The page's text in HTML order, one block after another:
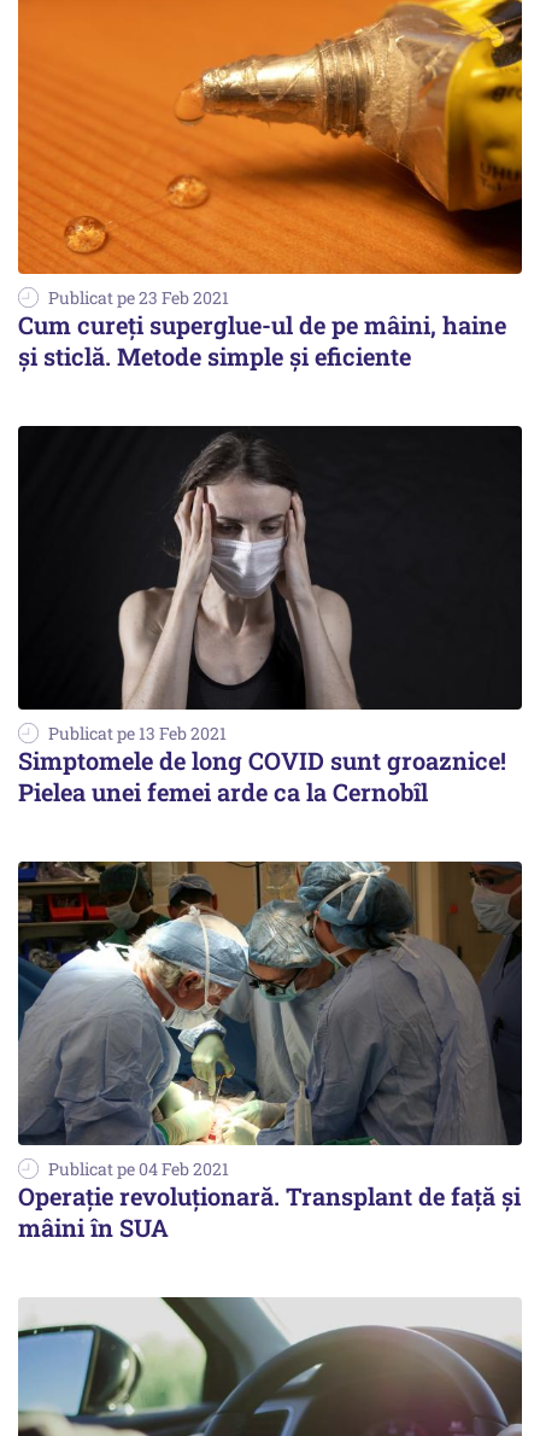
Publicat pe 23 Feb 2021
Cum cureți superglue-ul de pe mâini, haine
și sticlă. Metode simple și eficiente
Publicat pe 13 Feb 2021
Simptomele de long COVID sunt groaznice!
Pielea unei femei arde ca la Cernobîl
Publicat pe 04 Feb 2021
Operaţie revoluţionară. Transplant de faţă şi
mâini în SUA